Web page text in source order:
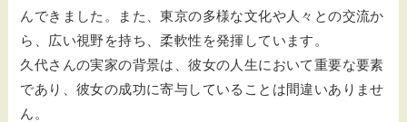
んできました。また、東京の多様な文化や人々との交流か
ら、広い視野を持ち、柔軟性を発揮しています。
久代さんの実家の背景は、彼女の人生において重要な要素
であり、彼女の成功に寄与していることは間違いありませ
ん。